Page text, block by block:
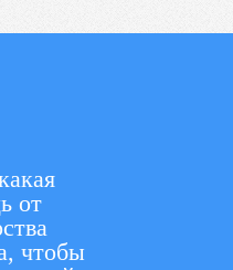
от
чтобы